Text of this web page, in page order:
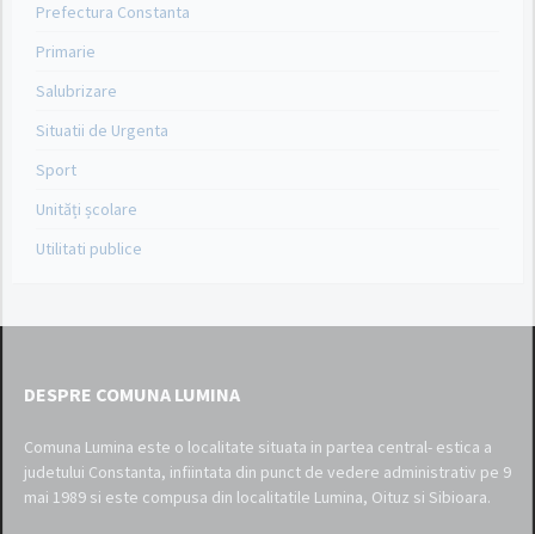
Prefectura Constanta
Primarie
Salubrizare
Situatii de Urgenta
Sport
Unități școlare
Utilitati publice
DESPRE COMUNA LUMINA
Comuna Lumina este o localitate situata in partea central- estica a
judetului Constanta, infiintata din punct de vedere administrativ pe 9
mai 1989 si este compusa din localitatile Lumina, Oituz si Sibioara.